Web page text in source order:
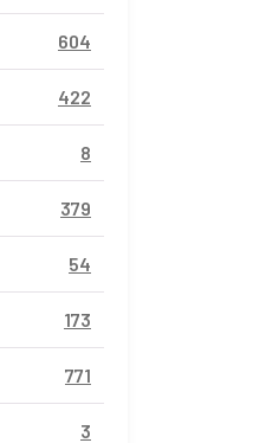
604
422
8
379
54
173
771
3